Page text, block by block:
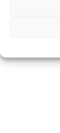
BIRRA IN